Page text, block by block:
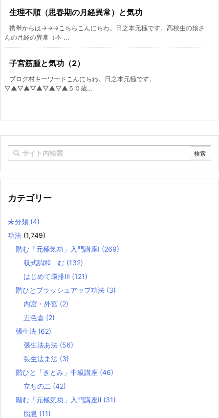
生理不順（思春期の月経異常）と気功
携帯からは→→→こちらこんにちわ。日之本元極です。高校生の娘さ
んの月経の異常（不 ...
子宮筋腫と気功（2）
ブログ村キーワードこんにちわ。日之本元極です。
▽▲▽▲▽▲▽▲▽▲５０歳…
カテゴリー
未分類 (4)
功法 (1,749)
階む「元極気功」入門講座Ⅰ (269)
収式調和 む (132)
はじめて環排Ⅲ (121)
階ひとブラッシュアップ功法 (3)
内宮・外宮 (2)
五色倉 (2)
張生法 (62)
張生法あ法 (56)
張生法ま法 (3)
階ひと「きとみ」中級講座 (46)
立ちの二 (42)
階む「元極気功」入門講座Ⅱ (31)
胎息 (11)